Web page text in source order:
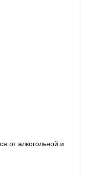
от алкогольной и